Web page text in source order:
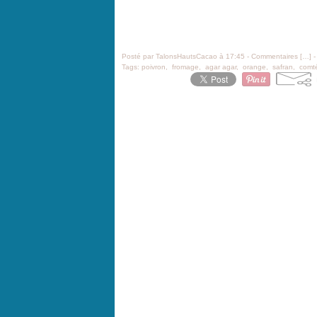
Posté par TalonsHautsCacao à 17:45 - Commentaires [ ] -
Tags: poivron fromage agar agar, orange safran